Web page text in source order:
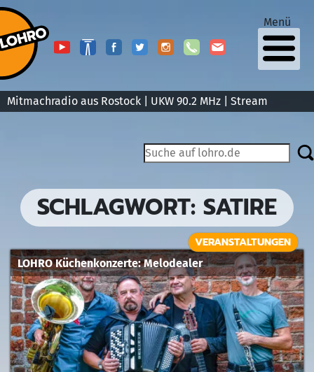
Mitmachradio aus Rostock | UKW 90.2 MHz | Stream
Menü
SCHLAGWORT: SATIRE
LOHRO Küchenkonzerte: Melodealer
VERANSTALTUNGEN